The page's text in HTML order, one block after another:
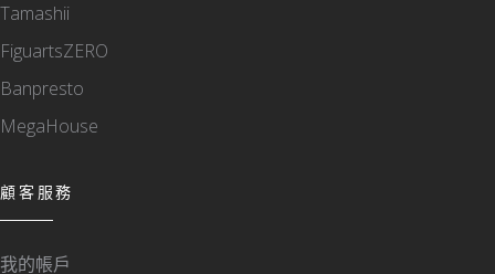
Tamashii
FiguartsZERO
Banpresto
MegaHouse
顧客服務
我的帳戶